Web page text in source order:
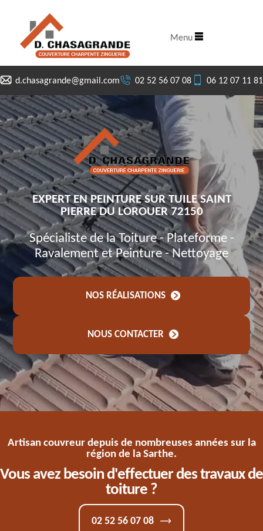
d.chasagrande@gmail.com 02 52 56 07 08 06 12 07 11 81
Menu
EXPERT EN PEINTURE SUR TUILE SAINT
PIERRE DU LOROUER 72150
Spécialiste de la Toiture - Plateforme -
Ravalement et Peinture - Nettoyage
NOS RÉALISATIONS
NOUS CONTACTER
Artisan couvreur depuis de nombreuses années sur la
région de la Sarthe.
Vous avez besoin d'effectuer des travaux de
toiture ?
02 52 56 07 08